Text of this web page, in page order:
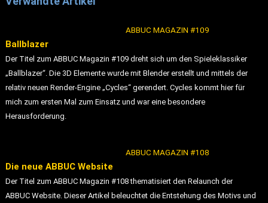
ABBUC MAGAZIN #109
Ballblazer
Der Titel zum ABBUC Magazin #109 dreht sich um den Spieleklassiker
„Ballblazer“. Die 3D Elemente wurde mit Blender erstellt und mittels der
relativ neuen Render-Engine „Cycles“ gerendert. Cycles kommt hier für
mich zum ersten Mal zum Einsatz und war eine besondere
Herausforderung.
ABBUC MAGAZIN #108
Die neue ABBUC Website
Der Titel zum ABBUC Magazin #108 thematisiert den Relaunch der
ABBUC Website. Dieser Artikel beleuchtet die Entstehung des Motivs und